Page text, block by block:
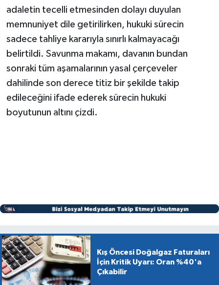
adaletin tecelli etmesinden dolayı duyulan
memnuniyet dile getirilirken, hukuki sürecin
sadece tahliye kararıyla sınırlı kalmayacağı
belirtildi. Savunma makamı, davanın bundan
sonraki tüm aşamalarının yasal çerçeveler
dahilinde son derece titiz bir şekilde takip
edileceğini ifade ederek sürecin hukuki
boyutunun altını çizdi.
Kış Öncesi Doğalgaz Faturaları
İçin Kritik Uyarı: Oran %40'a
Çıkabilir